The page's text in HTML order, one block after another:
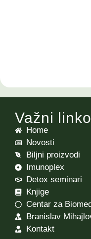
Važni
Home
Novosti
Biljni proizvodi
Imunoplex
Detox seminari
Knjige
Centar za
Branislav
Kontakt